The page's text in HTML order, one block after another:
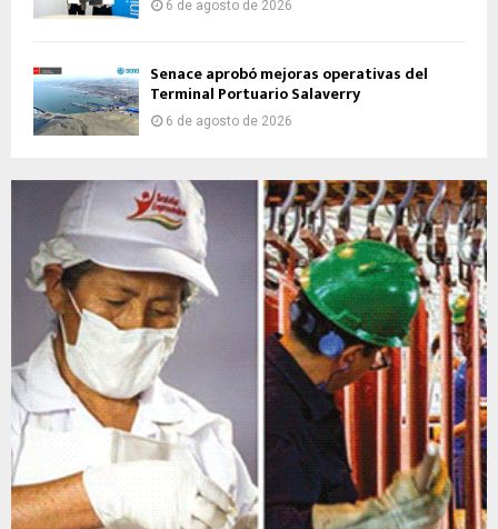
6 de agosto de 2026
Senace aprobó mejoras operativas del
Terminal Portuario Salaverry
6 de agosto de 2026